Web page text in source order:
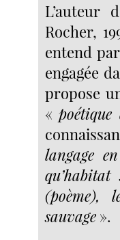
L’auteur
Rocher,
entend
engagée
propose
«
langage
(poème),
sauvage ».